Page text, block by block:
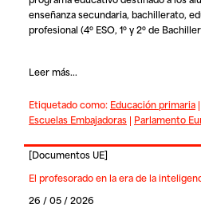
enseñanza secundaria, bachillerato,
profesional (4º ESO, 1º y 2º de
Leer más...
Etiquetado como: Educación primaria|
Escuelas Embajadoras| Parlamento
[Documentos UE]
El profesorado en la era de la
26 / 05 / 2026